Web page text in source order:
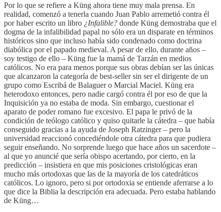
Por lo que se refiere a Küng ahora tiene muy mala prensa. En
realidad, comenzó a tenerla cuando Juan Pablo arremetió contra él
por haber escrito un libro ¿Infalible? donde Küng demostraba que el
dogma de la infalibilidad papal no sólo era un disparate en términos
históricos sino que incluso había sido condenado como doctrina
diabólica por el papado medieval. A pesar de ello, durante años –
soy testigo de ello – Küng fue la mamá de Tarzán en medios
católicos. No era para menos porque sus obras debían ser las únicas
que alcanzaron la categoría de best-seller sin ser el dirigente de un
grupo como Escribá de Balaguer o Marcial Maciel. Küng era
heterodoxo entonces, pero nadie cargó contra él por eso de que la
Inquisición ya no estaba de moda. Sin embargo, cuestionar el
aparato de poder romano fue excesivo. El papa le privó de la
condición de teólogo católico y quiso quitarle la cátedra – que había
conseguido gracias a la ayuda de Joseph Ratzinger – pero la
universidad reaccionó concediéndole otra cátedra para que pudiera
seguir enseñando. No sorprende luego que hace años un sacerdote –
al que yo anuncié que sería obispo acertando, por cierto, en la
predicción – insistiera en que mis posiciones cristológicas eran
mucho más ortodoxas que las de la mayoría de los catedráticos
católicos. Lo ignoro, pero si por ortodoxia se entiende aferrarse a lo
que dice la Biblia la descripción era adecuada. Pero estaba hablando
de Küng…